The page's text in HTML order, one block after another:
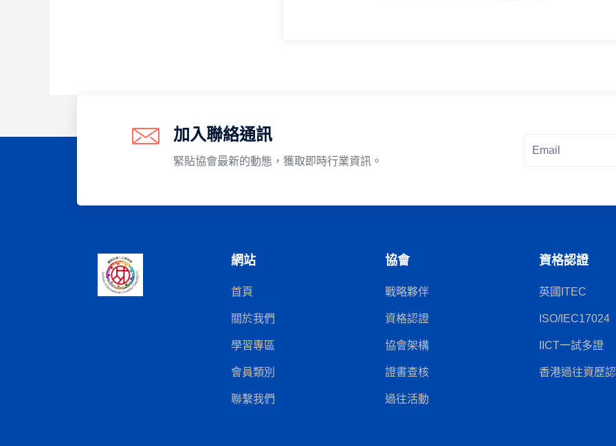
加入聯絡通訊
緊貼協會最新的動態，獲取即時行業資訊。
網站
首頁
關於我們
學習專區
會員類別
聯繫我們
協會
戰略夥伴
資格認證
協會架構
證書查核
過往活動
資格認證
英國ITEC
ISO/IEC17024
IICT一試多證
香港過往資歷